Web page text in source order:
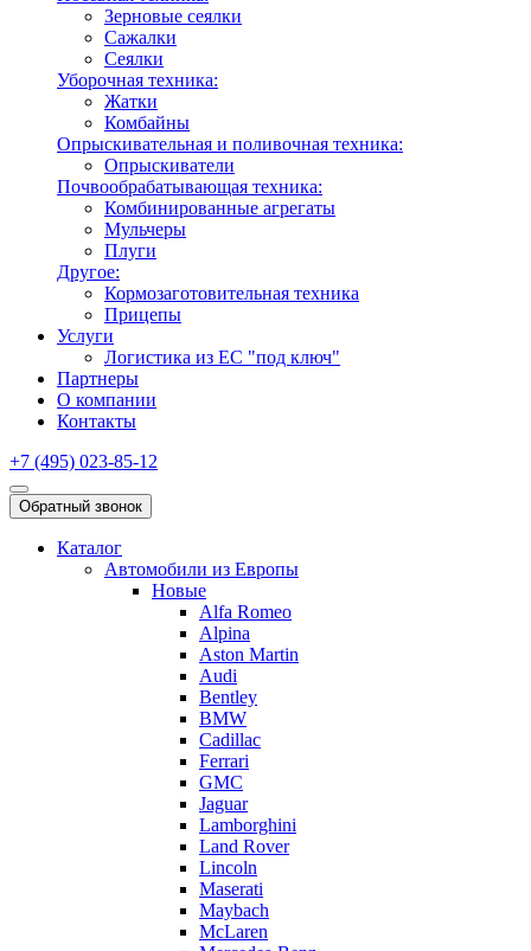
Зерновые сеялки
Сажалки
Сеялки
Уборочная техника:
Жатки
Комбайны
Опрыскивательная и поливочная техника:
Опрыскиватели
Почвообрабатывающая техника:
Комбинированные агрегаты
Мульчеры
Плуги
Другое:
Кормозаготовительная техника
Прицепы
Услуги
Логистика из ЕС "под ключ"
Партнеры
О компании
Контакты
+7 (495) 023-85-12
Обратный звонок
Каталог
Автомобили из Европы
Новые
Alfa Romeo
Alpina
Aston Martin
Audi
Bentley
BMW
Cadillac
Ferrari
GMC
Jaguar
Lamborghini
Land Rover
Lincoln
Maserati
Maybach
McLaren